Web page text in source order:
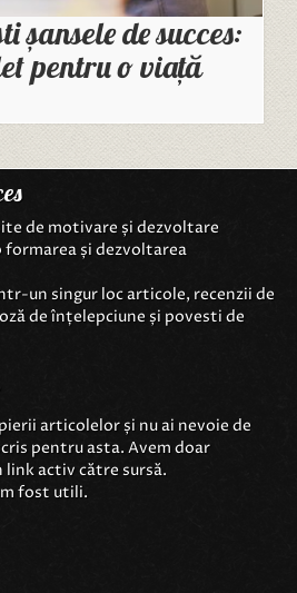
șansele de succes:
pentru o viață
de motivare și dezvoltare
formarea și dezvoltarea
un singur loc articole, recenzii de
de înțelepciune și povesti de
articolelor și nu ai nevoie de
pentru asta. Avem doar
link activ către sursă.
fost utili.